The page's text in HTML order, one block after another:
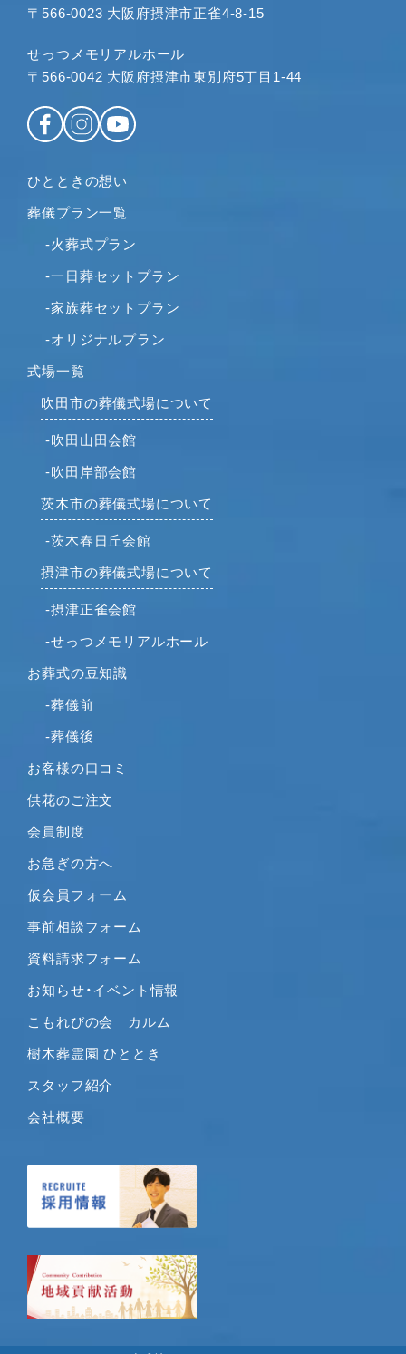
〒566-0023 大阪府摂津市正雀4-8-15
せっつメモリアルホール
〒566-0042 大阪府摂津市東別府5丁目1-44
ひとときの想い
葬儀プラン一覧
-火葬式プラン
-一日葬セットプラン
-家族葬セットプラン
-オリジナルプラン
式場一覧
吹田市の葬儀式場について
-吹田山田会館
-吹田岸部会館
茨木市の葬儀式場について
-茨木春日丘会館
摂津市の葬儀式場について
-摂津正雀会館
-せっつメモリアルホール
お葬式の豆知識
-葬儀前
-葬儀後
お客様の口コミ
供花のご注文
会員制度
お急ぎの方へ
仮会員フォーム
事前相談フォーム
資料請求フォーム
お知らせ・イベント情報
こもれびの会 カルム
樹木葬霊園 ひととき
スタッフ紹介
会社概要